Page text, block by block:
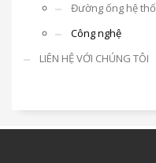
Đường ống hệ
Công nghệ
LIÊN HỆ VỚI CHÚNG TÔI